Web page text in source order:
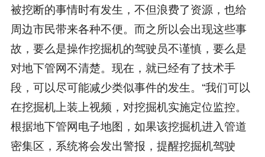
被挖断的事情时有发生，不但浪费了资源，也给
周边市民带来各种不便。而之所以会出现这些事
故，要么是操作挖掘机的驾驶员不谨慎，要么是
对地下管网不清楚。现在，就已经有了技术手
段，可以尽可能减少类似事件的发生。“我们可以
在挖掘机上装上视频，对挖掘机实施定位监控。
根据地下管网电子地图，如果该挖掘机进入管道
密集区，系统将会发出警报，提醒挖掘机驾驶